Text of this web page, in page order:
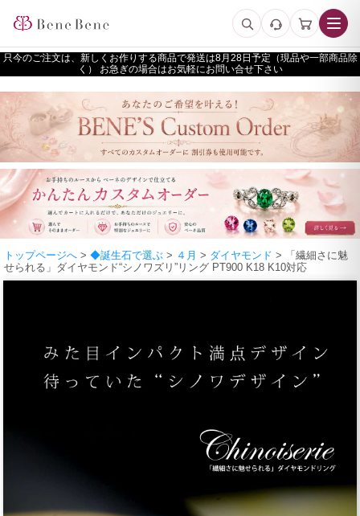
只今のご注文は、新しくお作りする商品で発送は
予定（現品や一部商品除
く） お急ぎの場合はお気軽にお問い合せ下さい
トップページへ > ◆誕生石で選ぶ > ４月 > ダイヤモンド > 「繊細さに魅
せられる」ダイヤモンド“シノワズリ”リング PT900 K18 K10対応